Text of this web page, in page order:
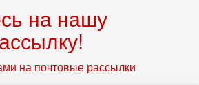
на нашу
на почтовые рассылки